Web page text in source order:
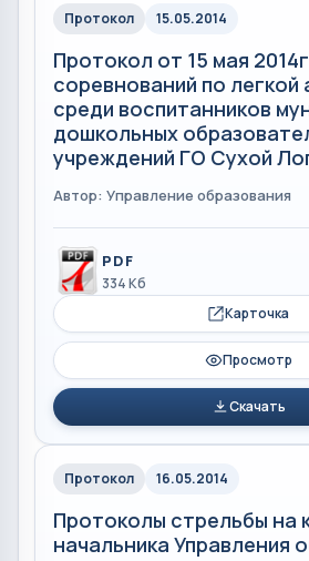
Протокол 15.05.2014
Протокол от 15 мая
соревнований по легкой
среди воспитанников
дошкольных
учреждений ГО Сухой
Автор: Управление образования
PDF
334 Кб
Карточка
Просмотр
Скачать
Протокол 16.05.2014
Протоколы стрельбы на
начальника Управления